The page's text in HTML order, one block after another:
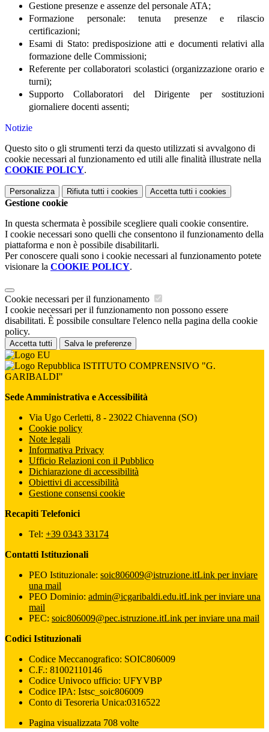
Gestione presenze e assenze del personale ATA;
Formazione personale: tenuta presenze e rilascio
certificazioni;
Esami di Stato: predisposizione atti e documenti relativi alla
formazione delle Commissioni;
Referente per collaboratori scolastici (organizzazione orario e
turni);
Supporto Collaboratori del Dirigente per sostituzioni
giornaliere docenti assenti;
Notizie
Questo sito o gli strumenti terzi da questo utilizzati si avvalgono di
cookie necessari al funzionamento ed utili alle finalità illustrate nella
COOKIE POLICY.
Personalizza Rifiuta tutti i cookies Accetta tutti i cookies
Gestione cookie
In questa schermata è possibile scegliere quali cookie consentire.
I cookie necessari sono quelli che consentono il funzionamento della
piattaforma e non è possibile disabilitarli.
Per conoscere quali sono i cookie necessari al funzionamento potete
visionare la COOKIE POLICY.
Cookie necessari per il funzionamento
I cookie necessari per il funzionamento non possono essere
disabilitati. È possibile consultare l'elenco nella pagina della cookie
policy.
Accetta tutti Salva le preferenze
ISTITUTO COMPRENSIVO "G.
GARIBALDI"
Sede Amministrativa e Accessibilità
Via Ugo Cerletti, 8 - 23022 Chiavenna (SO)
Cookie policy
Note legali
Informativa Privacy
Ufficio Relazioni con il Pubblico
Dichiarazione di accessibilità
Obiettivi di accessibilità
Gestione consensi cookie
Recapiti Telefonici
Tel: +39 0343 33174
Contatti Istituzionali
PEO Istituzionale: soic806009@istruzione.itLink per inviare
una mail
PEO Dominio: admin@icgaribaldi.edu.itLink per inviare una
mail
PEC: soic806009@pec.istruzione.itLink per inviare una mail
Codici Istituzionali
Codice Meccanografico: SOIC806009
C.F.: 81002110146
Codice Univoco ufficio: UFYVBP
Codice IPA: Istsc_soic806009
Conto di Tesoreria Unica:0316522
Pagina visualizzata 708 volte